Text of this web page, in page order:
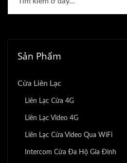
Sản Phẩm
Cửa Liên Lạc
Liên Lạc Cửa 4G
Liên Lạc Video 4G
Liên Lạc Cửa Video Qua WiFi
Intercom Cửa Đa Hộ Gia Đình